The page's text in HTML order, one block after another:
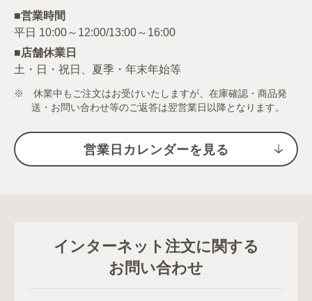
■営業時間
■店舗休業日
土・日・祝日、夏季・年末年始等
※ 休業中もご注文はお受けいたしますが、在庫確認・商品発
送・お問い合わせ等のご返答は翌営業日以降となります。
営業日カレンダーを見る
インターネット注文に関する
お問い合わせ